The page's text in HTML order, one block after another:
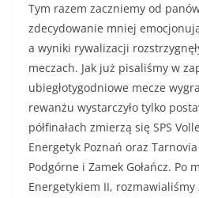
Tym razem zaczniemy od
zdecydowanie mniej
a wyniki rywalizacji
meczach. Jak już pisaliśmy w
ubiegłotygodniowe mecze
rewanżu wystarczyło tylko
półfinałach zmierzą się SPS
Energetyk Poznań oraz
Podgórne i Zamek Gołańcz. Po
Energetykiem II,